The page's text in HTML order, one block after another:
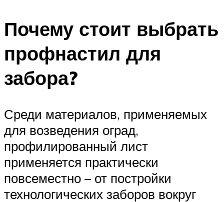
Почему стоит выбрать
профнастил для
забора?
Среди материалов, применяемых
для возведения оград,
профилированный лист
применяется практически
повсеместно – от постройки
технологических заборов вокруг